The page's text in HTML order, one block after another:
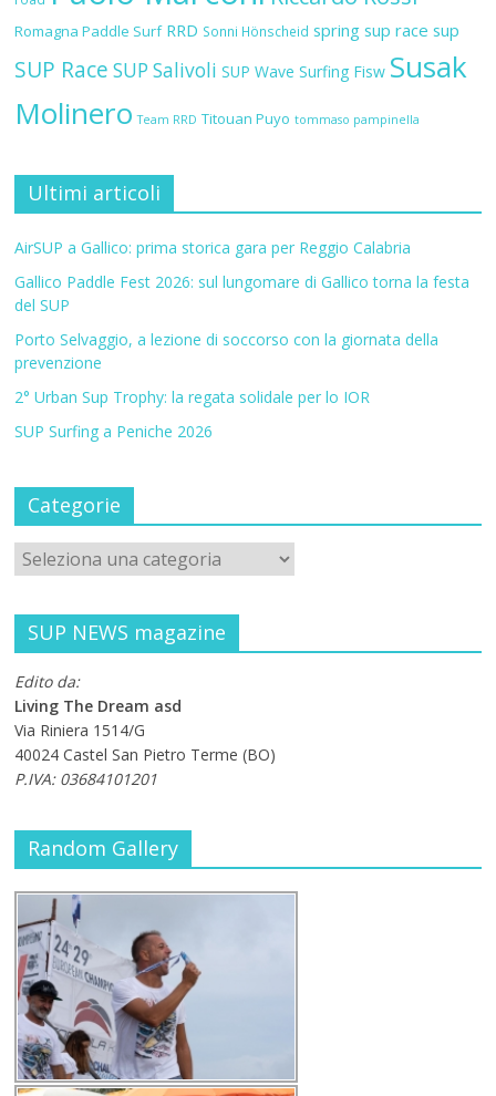
Romagna Paddle Surf RRD Sonni Hönscheid spring sup race sup
SUP Race SUP Salivoli SUP Wave Surfing Fisw Susak
Molinero Team RRD Titouan Puyo tommaso pampinella
Ultimi articoli
AirSUP a Gallico: prima storica gara per Reggio Calabria
Gallico Paddle Fest 2026: sul lungomare di Gallico torna la festa
del SUP
Porto Selvaggio, a lezione di soccorso con la giornata della
prevenzione
2° Urban Sup Trophy: la regata solidale per lo IOR
SUP Surfing a Peniche 2026
Categorie
SUP NEWS magazine
Edito da:
Living The Dream asd
Via Riniera 1514/G
40024 Castel San Pietro Terme (BO)
P.IVA: 03684101201
Random Gallery